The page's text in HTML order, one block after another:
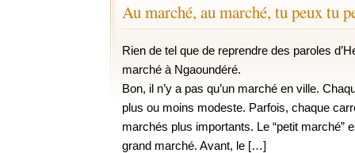
Au marché, au marché, tu peux tu
Rien de tel que de reprendre des paroles
marché à Ngaoundéré.
Bon, il n’y a pas qu’un marché en ville.
plus ou moins modeste. Parfois, chaque
marchés plus importants. Le “petit marché”
grand marché. Avant, le […]